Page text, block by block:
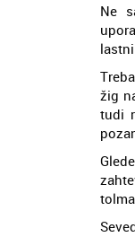
Ne
žig
tudi